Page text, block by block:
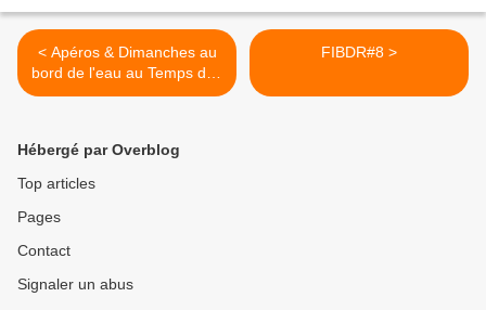
< Apéros & Dimanches au
bord de l'eau au Temps des
Cerises
FIBDR#8 >
Hébergé par Overblog
Top articles
Pages
Contact
Signaler un abus